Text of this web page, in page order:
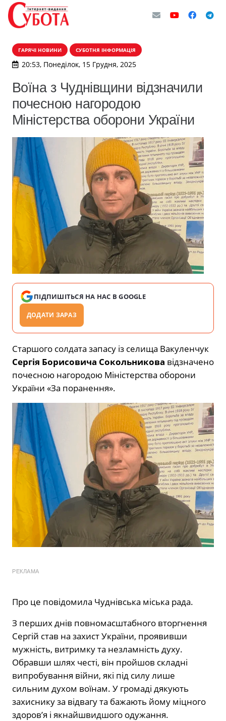
ГАРЯЧІ НОВИНИ СУБОТНЯ ІНФОРМАЦІЯ
20:53, Понеділок, 15 Грудня, 2025
Воїна з Чуднівщини відзначили
почесною нагородою
Міністерства оборони України
ПІДПИШІТЬСЯ НА НАС В GOOGLE
ДОДАТИ ЗАРАЗ
Старшого солдата запасу із селища Вакуленчук
Сергія Борисовича Сокольникова відзначено
почесною нагородою Міністерства оборони
України «За поранення».
РЕКЛАМА
Про це повідомила Чуднівська міська рада.
З перших днів повномасштабного вторгнення
Сергій став на захист України, проявивши
мужність, витримку та незламність духу.
Обравши шлях честі, він пройшов складні
випробування війни, які під силу лише
сильним духом воїнам. У громаді дякують
захиснику за відвагу та бажають йому міцного
здоров’я і якнайшвидшого одужання.